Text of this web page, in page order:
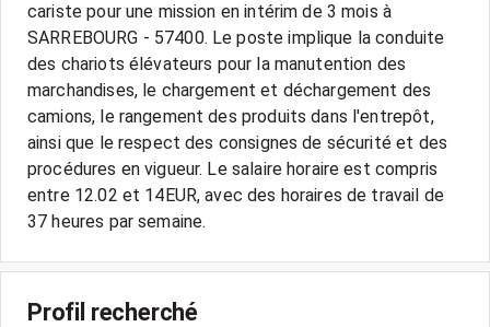
cariste pour une mission en intérim de 3 mois à
SARREBOURG - 57400. Le poste implique la conduite
des chariots élévateurs pour la manutention des
marchandises, le chargement et déchargement des
camions, le rangement des produits dans l'entrepôt,
ainsi que le respect des consignes de sécurité et des
procédures en vigueur. Le salaire horaire est compris
entre 12.02 et 14EUR, avec des horaires de travail de
Profil recherché